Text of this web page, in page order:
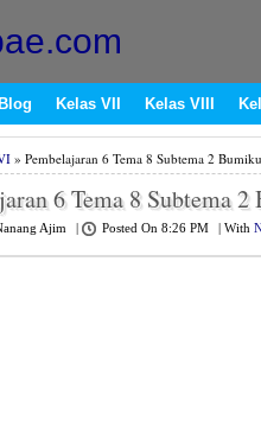
Kelas VII Kelas VIII
» Pembelajaran 6 Tema 8 Subtema 2
6 Tema 8 Subtema
Ajim Posted On 8:26 PM With